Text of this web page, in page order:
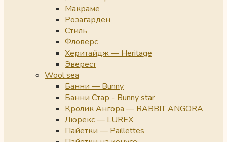
Макраме
Розагарден
Стиль
Фловерс
Херитайдж — Heritage
Эверест
Wool sea
Банни — Bunny
Банни Стар - Bunny star
Кролик Ангора — RABBIT ANGORA
Люрекс — LUREX
Пайетки — Paillettes